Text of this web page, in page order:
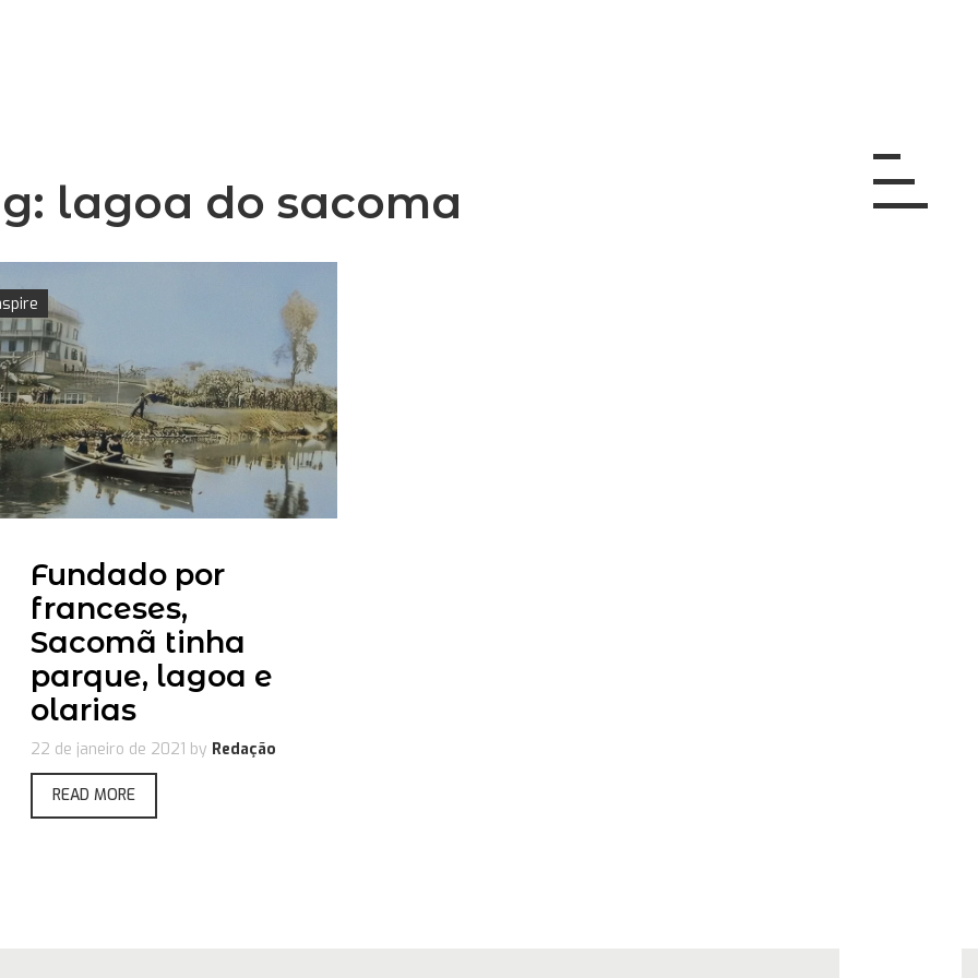
lagoa do sacoma
Fundado por
franceses,
Sacomã tinha
parque, lagoa e
olarias
22 de janeiro de 2021 by Redação
READ MORE